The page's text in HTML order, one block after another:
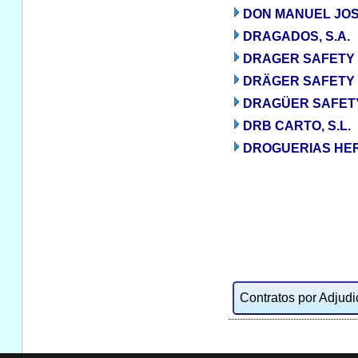
DON MANUEL
DRAGADOS, S.A.
DRAGER
DRÄGER
DRAGÜER
DRB CARTO, S.L.
DROGUERIAS
Contratos por